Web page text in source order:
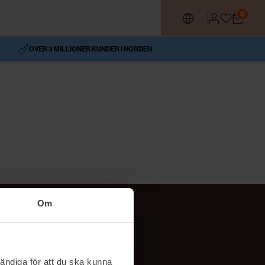
Om
för att du ska kunna
0
OVER 3 MILLIONER KUNDER I NORDEN
Social